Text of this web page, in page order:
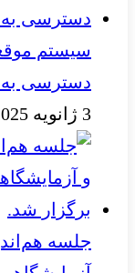
سیستم
دسترسی به
3 ژانویه 2025
جلسه